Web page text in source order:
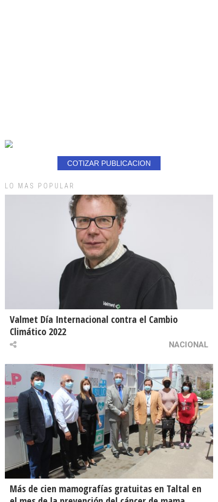
COTIZAR PUBLICACION
LO MAS POPULAR
Valmet Día Internacional contra el Cambio
Climático 2022
NACIONAL
Más de cien mamografías gratuitas en Taltal en